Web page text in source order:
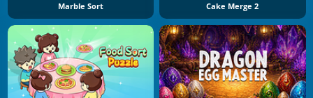
Marble Sort Cake Merge 2